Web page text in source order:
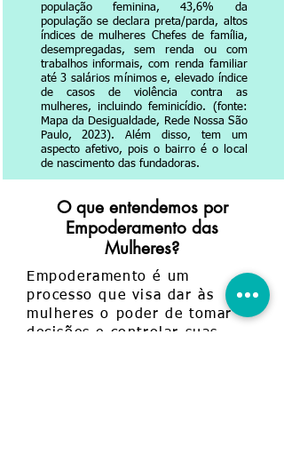
população feminina, 43,6% da
população se declara preta/parda, altos
índices de mulheres Chefes de família,
desempregadas, sem renda ou com
trabalhos informais, com renda familiar
até 3 salários mínimos e, elevado índice
de casos de violência contra as
mulheres, incluindo feminicídio. (fonte:
Mapa da Desigualdade, Rede Nossa São
Paulo, 2023). Além disso, tem um
aspecto afetivo, pois o bairro é o local
de nascimento das fundadoras.
O que entendemos por
Empoderamento das
Mulheres?
Empoderamento é um
processo que visa dar às
mulheres o poder de tomar
decisões e controlar suas